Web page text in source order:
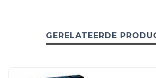
GERELATEERDE